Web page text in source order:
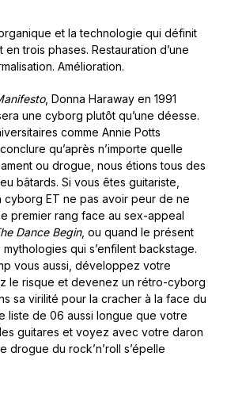
et la technologie qui définit
trois phases. Restauration d’une
Amélioration.
, Donna Haraway en 1991
une cyborg plutôt qu’une déesse.
comme Annie Potts
qu’après n’importe quelle
ou drogue, nous étions tous des
bâtards. Si vous êtes guitariste,
ET ne pas avoir peur de ne
premier rang face au sex-appeal
Dance Begin, ou quand le présent
qui s’enfilent backstage.
vous aussi, développez votre
le risque et devenez un rétro-cyborg
sa virilité pour la cracher à la face du
liste de 06 aussi longue que votre
guitares et voyez avec votre daron
drogue du rock’n’roll s’épelle